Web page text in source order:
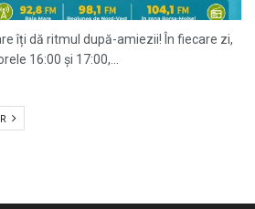
îți dă ritmul după-amiezii! În fiecare zi,
16:00 și 17:00,...